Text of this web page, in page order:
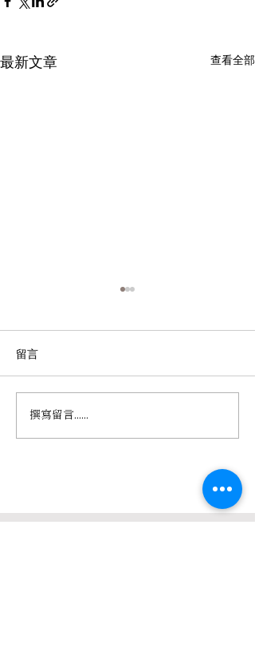
最新文章 查看全部
虎興百貨：老派遊樂園
留言
撰寫留言......